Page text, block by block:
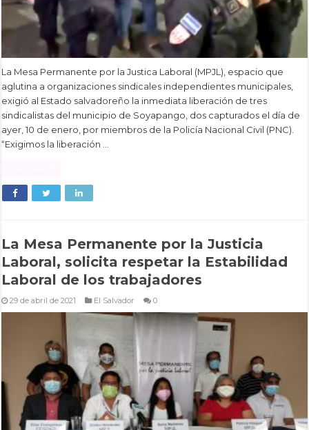
La Mesa Permanente por la Justica Laboral (MPJL), espacio que
aglutina a organizaciones sindicales independientes municipales,
exigió al Estado salvadoreño la inmediata liberación de tres
sindicalistas del municipio de Soyapango, dos capturados el día de
ayer, 10 de enero, por miembros de la Policía Nacional Civil (PNC).
“Exigimos la liberación …
La Mesa Permanente por la Justicia
Laboral, solicita respetar la Estabilidad
Laboral de los trabajadores
29 de abril de 2021 El Salvador 0